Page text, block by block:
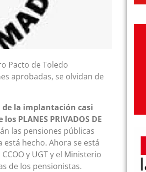
Pacto de Toledo
aprobadas, se olvidan de
de la implantación casi
PLANES PRIVADOS DE
las pensiones públicas
está hecho. Ahora se está
y UGT y el Ministerio
de los pensionistas.